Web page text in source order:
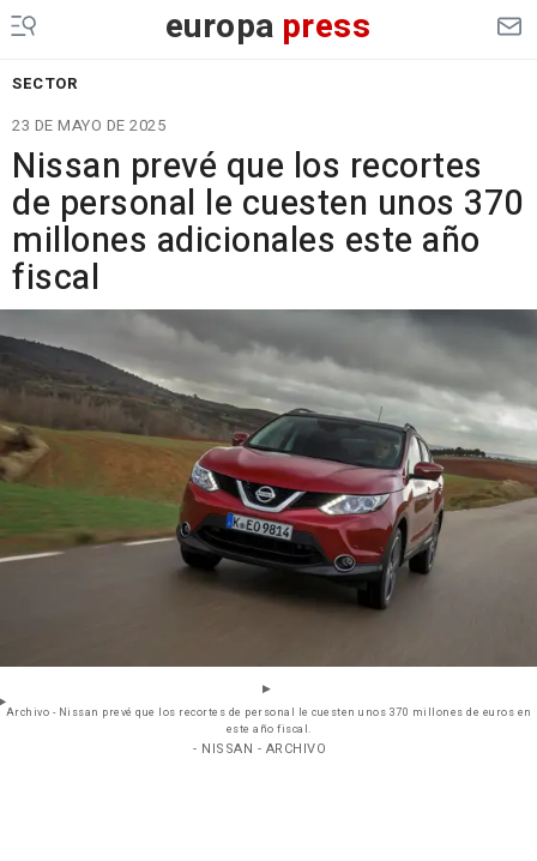
europa press
SECTOR
23 DE MAYO DE 2025
Nissan prevé que los recortes
de personal le cuesten unos 370
millones adicionales este año
fiscal
Archivo - Nissan prevé que los recortes de personal le cuesten unos 370 millones de euros en
este año fiscal.
- NISSAN - ARCHIVO